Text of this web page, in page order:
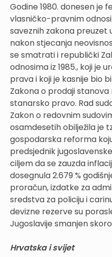
Godine 1980. donesen je
vlasničko-pravnim
saveznih zakona
nakon stjecanja
se smatrati i republički
odnosima iz 1985., koji je
prava i koji je kasnije bio
Zakona o prodaji
stanarsko pravo. Rad
Zakon o redovnim
osamdesetih obilježila je
gospodarska reforma
predsjednik
ciljem da se zauzda
dosegnula 2.679 %
proračun, izdatke za
sredstva za policiju i
devizne rezerve su
Jugoslavije smanjen
Hrvatska i svijet